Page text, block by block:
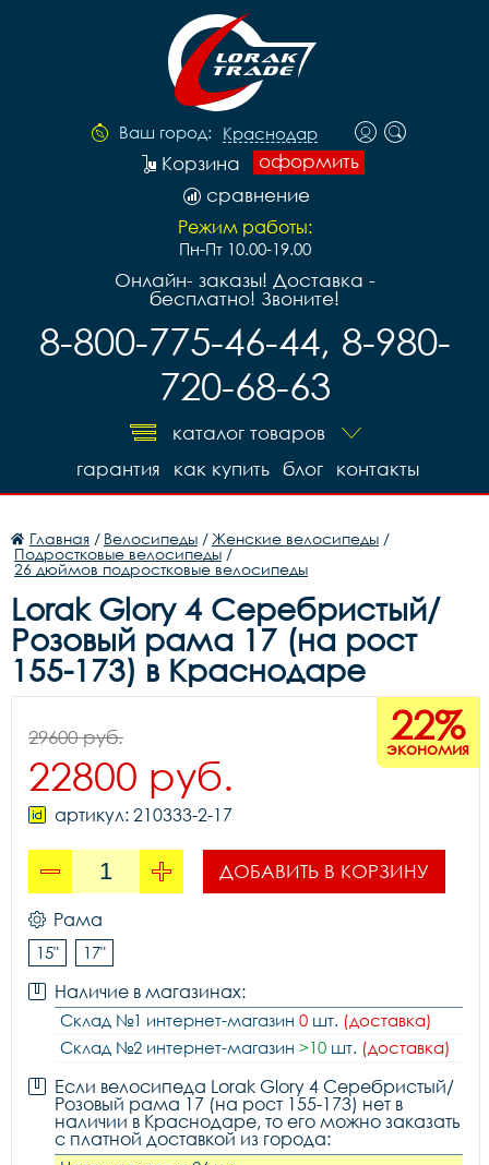
Ваш город: Краснодар
оформить
Корзина
сравнение
Режим работы:
Пн-Пт 10.00-19.00
Онлайн- заказы! Доставка -
бесплатно! Звоните!
8-800-775-46-44, 8-980-
720-68-63
каталог товаров
контакты
блог
как купить
гарантия
Главная / Велосипеды / Женские велосипеды /
Подростковые велосипеды /
26 дюймов подростковые велосипеды
Lorak Glory 4 Серебристый/
Розовый рама 17 (на рост
155-173) в Краснодаре
22%
экономия
29600 руб.
22800 руб.
артикул: 210333-2-17
ДОБАВИТЬ В КОРЗИНУ
Рама
15" 17"
Наличие в магазинах:
Склад №1 интернет-магазин 0 шт. (доставка)
Склад №2 интернет-магазин >10 шт. (доставка)
Если велосипеда Lorak Glory 4 Серебристый/
Розовый рама 17 (на рост 155-173) нет в
наличии в Краснодаре, то его можно заказать
с платной доставкой из города: